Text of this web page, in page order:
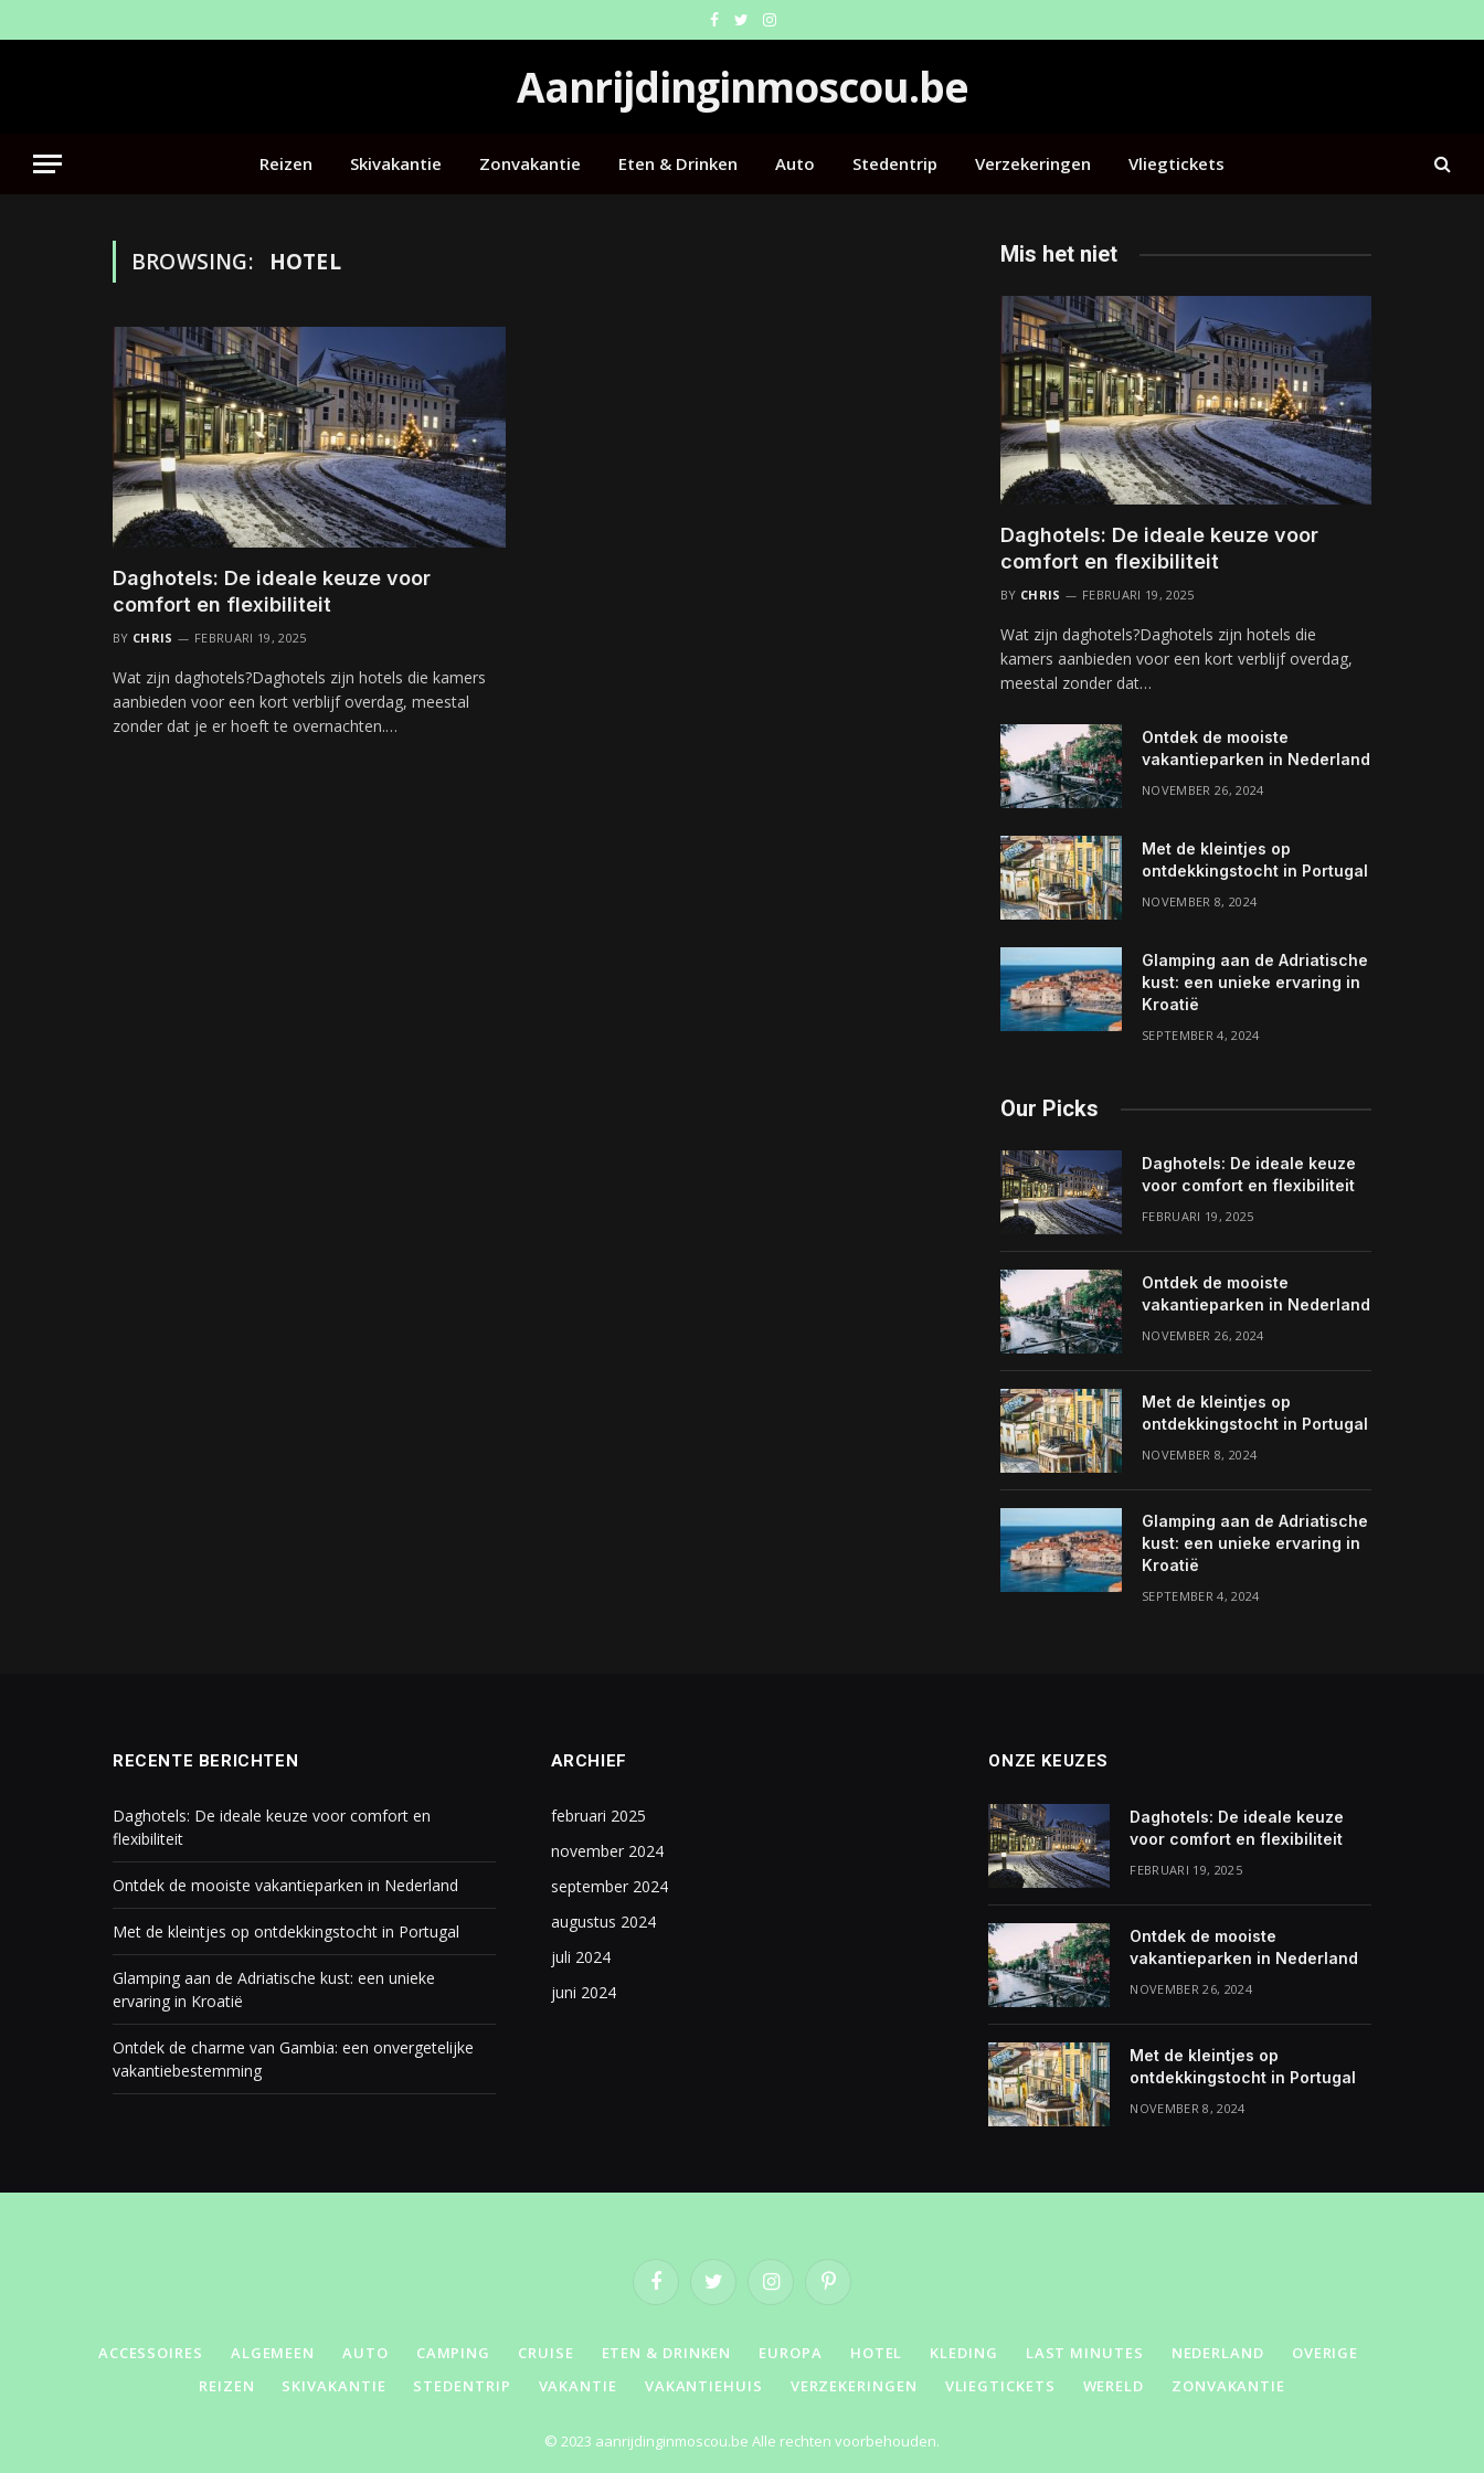
Facebook
TwitterInstagram
Aanrijdinginmoscou.be
Reizen Skivakantie Zonvakantie Eten & Drinken Auto Stedentrip Verzekeringen Vliegtickets
BROWSING: HOTEL
Daghotels: De ideale keuze voor
comfort en flexibiliteit
BY CHRIS FEBRUARI 19, 2025
Wat zijn daghotels?Daghotels zijn hotels die kamers
aanbieden voor een kort verblijf overdag, meestal
zonder dat je er hoeft te overnachten.…
Mis het niet
Daghotels: De ideale keuze voor
comfort en flexibiliteit
BY CHRIS FEBRUARI 19, 2025
Wat zijn daghotels?Daghotels zijn hotels die
kamers aanbieden voor een kort verblijf overdag,
meestal zonder dat…
Ontdek de mooiste
vakantieparken in Nederland
NOVEMBER 26, 2024
Met de kleintjes op
ontdekkingstocht in Portugal
NOVEMBER 8, 2024
Glamping aan de Adriatische
kust: een unieke ervaring in
Kroatië
SEPTEMBER 4, 2024
Our Picks
Daghotels: De ideale keuze
voor comfort en flexibiliteit
FEBRUARI 19, 2025
Ontdek de mooiste
vakantieparken in Nederland
NOVEMBER 26, 2024
Met de kleintjes op
ontdekkingstocht in Portugal
NOVEMBER 8, 2024
Glamping aan de Adriatische
kust: een unieke ervaring in
Kroatië
SEPTEMBER 4, 2024
RECENTE BERICHTEN
Daghotels: De ideale keuze voor comfort en
flexibiliteit
Ontdek de mooiste vakantieparken in Nederland
Met de kleintjes op ontdekkingstocht in Portugal
Glamping aan de Adriatische kust: een unieke
ervaring in Kroatië
Ontdek de charme van Gambia: een onvergetelijke
vakantiebestemming
ARCHIEF
februari 2025
november 2024
september 2024
augustus 2024
juli 2024
juni 2024
ONZE KEUZES
Daghotels: De ideale keuze
voor comfort en flexibiliteit
FEBRUARI 19, 2025
Ontdek de mooiste
vakantieparken in Nederland
NOVEMBER 26, 2024
Met de kleintjes op
ontdekkingstocht in Portugal
NOVEMBER 8, 2024
FacebookTwitter InstagramPinterest
ACCESSOIRES ALGEMEEN AUTO CAMPING CRUISE ETEN & DRINKEN EUROPA HOTEL KLEDING LAST MINUTES NEDERLAND
OVERIGE
REIZEN
SKIVAKANTIE STEDENTRIP VAKANTIE VAKANTIEHUIS VERZEKERINGEN VLIEGTICKETS WERELD ZONVAKANTIE
© 2023 aanrijdinginmoscou.be Alle rechten voorbehouden.